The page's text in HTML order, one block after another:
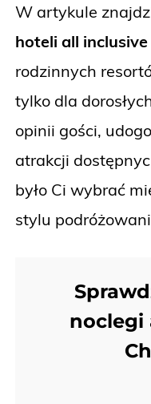
W artykule
hoteli all
rodzinnych
tylko dla
opinii gości,
atrakcji
było Ci wybrać
stylu
noclegi